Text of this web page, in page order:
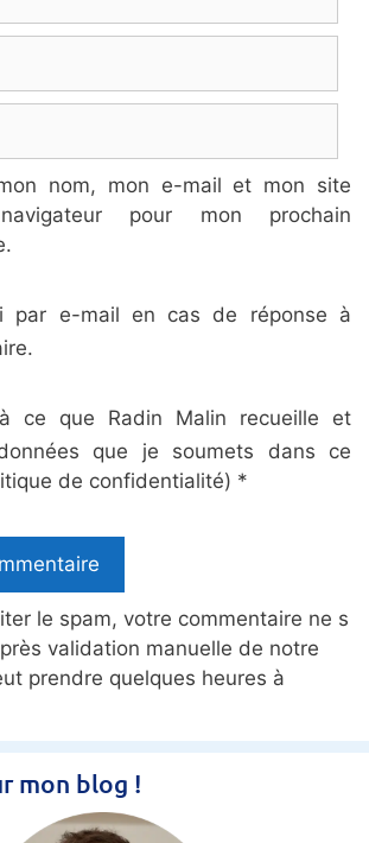
nom, mon e-mail et mon site
pour mon prochain
par e-mail en cas de réponse à
ce que Radin Malin recueille et
que je soumets dans ce
de confidentialité) *
mon blog !